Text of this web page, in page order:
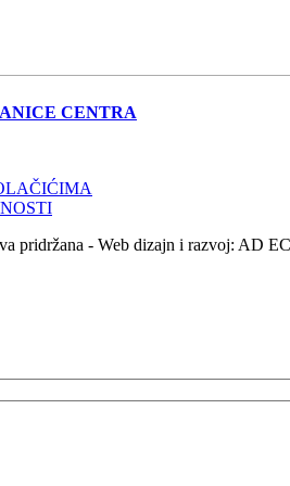
CENTRA
pridržana - Web dizajn i razvoj: AD